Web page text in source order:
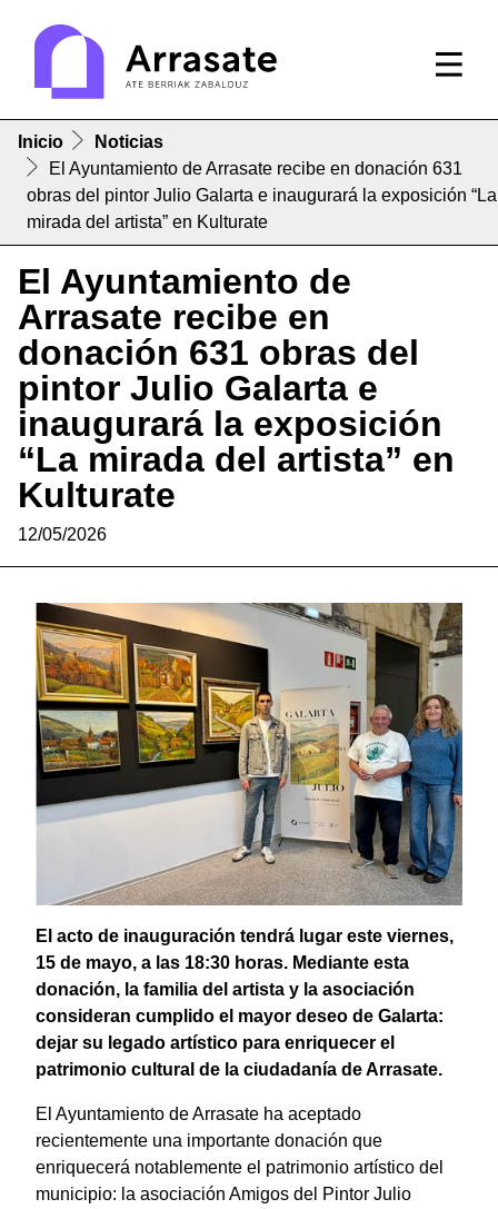
Inicio
Noticias
El Ayuntamiento de Arrasate recibe en donación 631
obras del pintor Julio Galarta e inaugurará la exposición “La
mirada del artista” en Kulturate
El Ayuntamiento de
Arrasate recibe en
donación 631 obras del
pintor Julio Galarta e
inaugurará la exposición
“La mirada del artista” en
Kulturate
12/05/2026
El acto de inauguración tendrá lugar este viernes,
15 de mayo, a las 18:30 horas. Mediante esta
donación, la familia del artista y la asociación
consideran cumplido el mayor deseo de Galarta:
dejar su legado artístico para enriquecer el
patrimonio cultural de la ciudadanía de Arrasate.
El Ayuntamiento de Arrasate ha aceptado
recientemente una importante donación que
enriquecerá notablemente el patrimonio artístico del
municipio: la asociación Amigos del Pintor Julio